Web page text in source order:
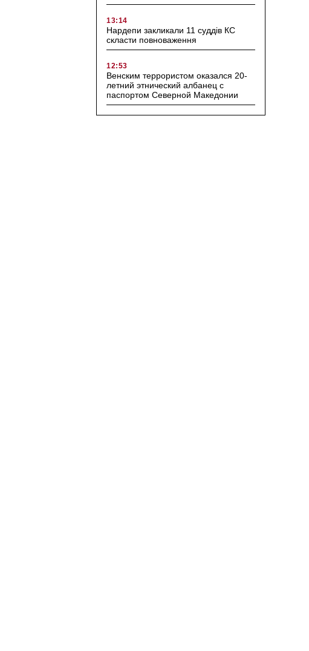
13:14
Нардепи закликали 11 суддів КС
скласти повноваження
12:53
Венским террористом оказался 20-
летний этнический албанец с
паспортом Северной Македонии